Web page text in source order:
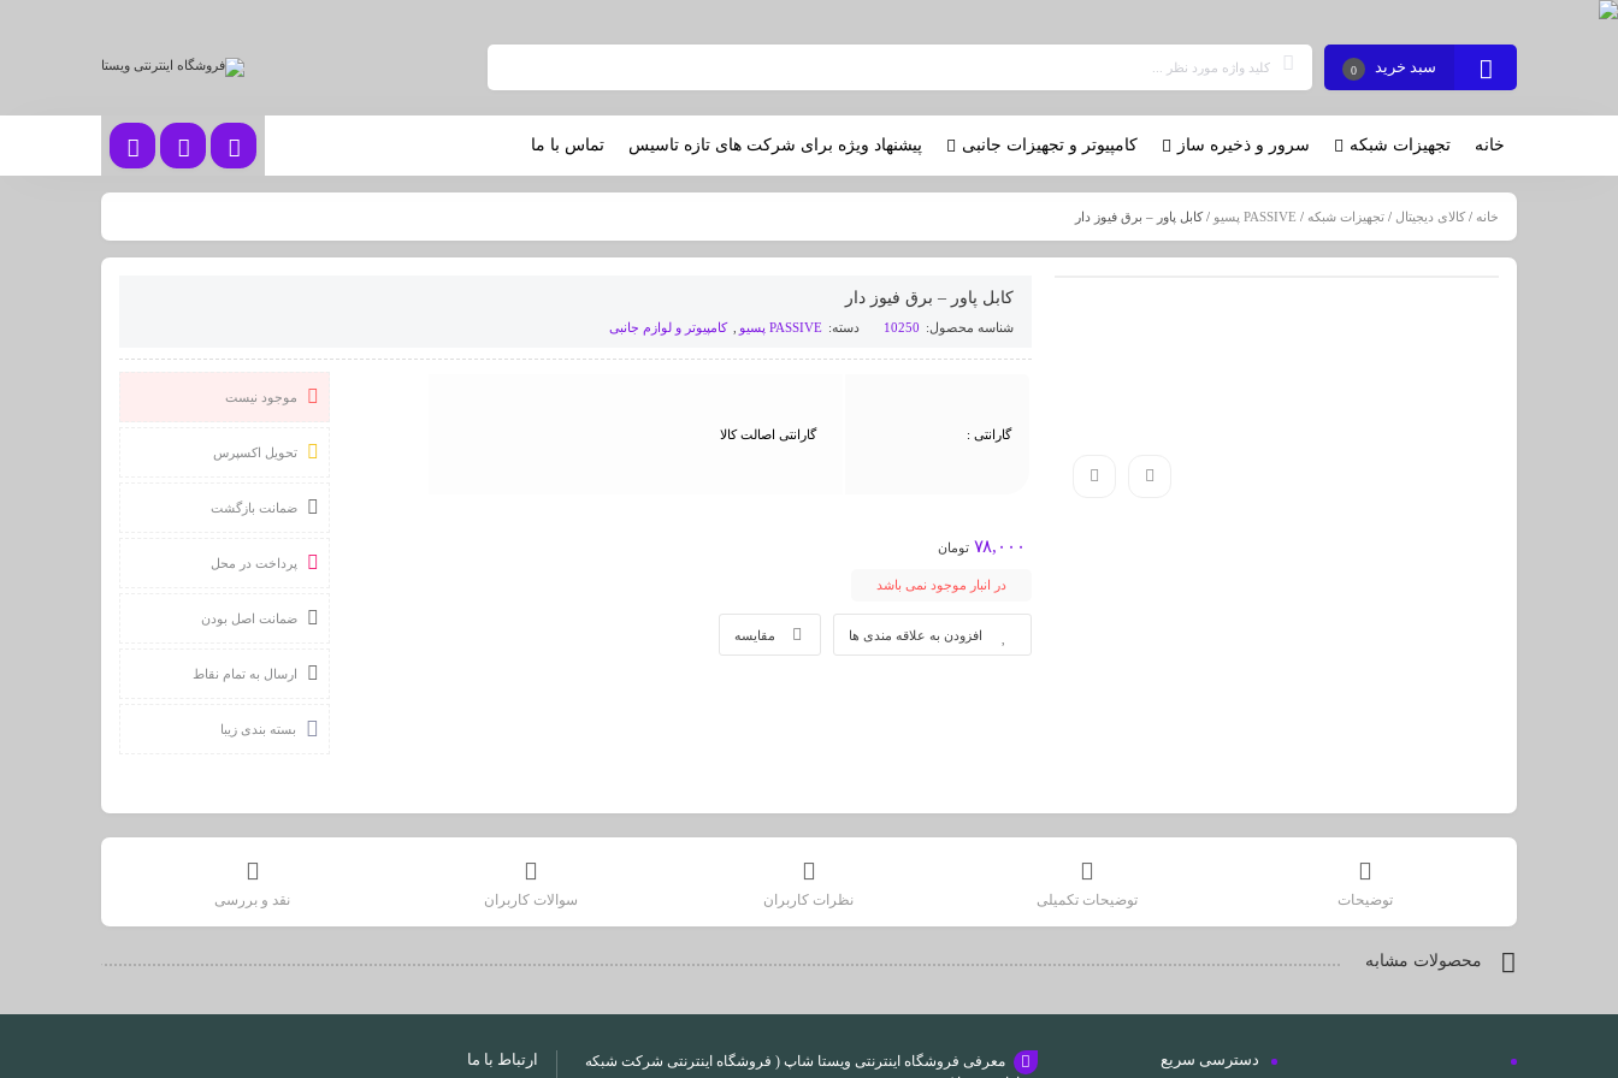
سبد خرید 0
خانه تجهیزات شبکه سرور و ذخیره ساز کامپیوتر و تجهیزات جانبی پیشنهاد ویژه برای شرکت های تازه تاسیس تماس با ما
خانه / کالای دیجیتال / تجهیزات شبکه / PASSIVE پسیو / کابل پاور – برق فیوز دار
کابل پاور – برق فیوز دار
شناسه محصول: 10250 دسته: PASSIVE پسیو کامپیوتر و لوازم جانبی
گارانتی : گارانتی اصالت کالا
۷۸,۰۰۰ تومان
در انبار موجود نمی باشد
مقایسه افزودن به علاقه مندی ها
موجود نیست
تحویل اکسپرس
ضمانت بازگشت
پرداخت در محل
ضمانت اصل بودن
ارسال به تمام نقاط
بسته بندی زیبا
توضیحات توضیحات تکمیلی نظرات کاربران سوالات کاربران نقد و بررسی
محصولات مشابه
دسترسی سریع
معرفی فروشگاه اینترنتی ویستا شاپ ( فروشگاه اینترنتی شرکت شبکه
ارتباط با ما